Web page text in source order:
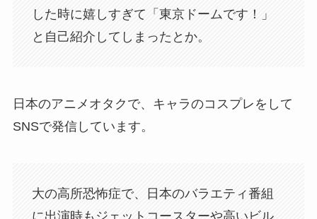
した時に嬉しすぎて「東京ドームです！」
と自己紹介してしまったとか。
日本のアニメオタクで、キャラのコスプレをして
SNSで発信しています。
大の高所恐怖症で、日本のバラエティ番組
に出演時もジェットコースターや高いビル